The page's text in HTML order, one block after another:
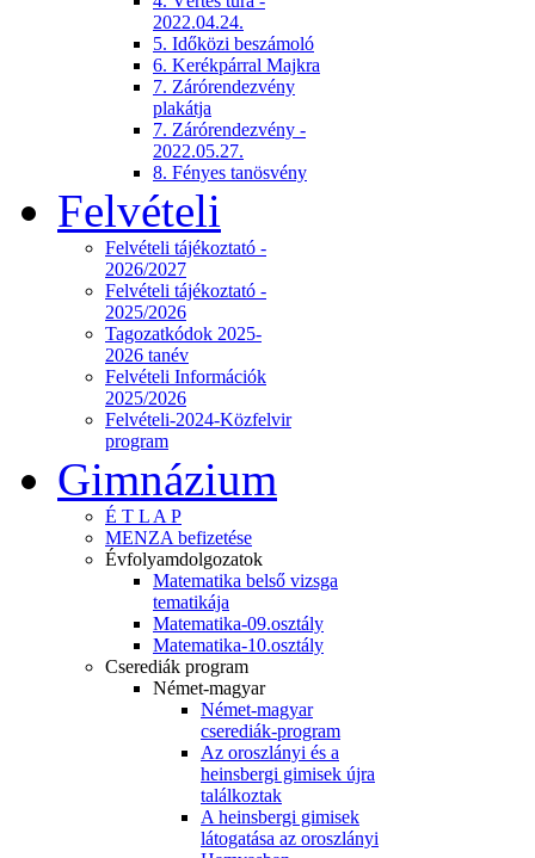
2022.04.24.
5. Időközi beszámoló
6. Kerékpárral Majkra
7. Zárórendezvény
plakátja
7. Zárórendezvény -
2022.05.27.
8. Fényes tanösvény
Felvételi
Felvételi tájékoztató -
2026/2027
Felvételi tájékoztató -
2025/2026
Tagozatkódok 2025-
2026 tanév
Felvételi Információk
2025/2026
Felvételi-2024-Közfelvir
program
Gimnázium
É T L A P
MENZA befizetése
Évfolyamdolgozatok
Matematika belső vizsga
tematikája
Matematika-09.osztály
Matematika-10.osztály
Cserediák program
Német-magyar
Német-magyar
cserediák-program
Az oroszlányi és a
heinsbergi gimisek újra
találkoztak
A heinsbergi gimisek
látogatása az oroszlányi